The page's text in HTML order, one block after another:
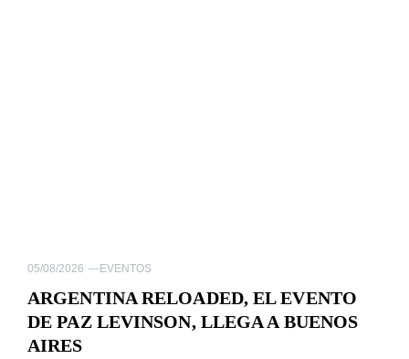
05/08/2026 —EVENTOS
ARGENTINA RELOADED, EL EVENTO
DE PAZ LEVINSON, LLEGA A BUENOS
AIRES